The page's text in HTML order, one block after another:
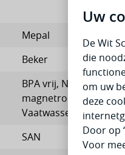
Uw
De Wit
die
om uw
deze
Door op
Voor
Mepal
Beker
BPA vrij, Niet
magnetronbestendig,
Vaatwasserbestendig
SAN